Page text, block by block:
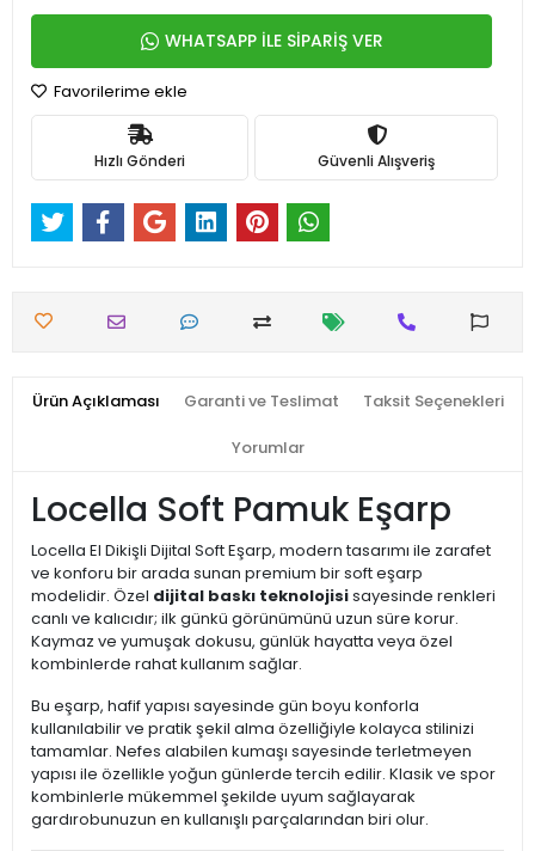
WHATSAPP İLE SİPARİŞ VER
Favorilerime ekle
Hızlı Gönderi Güvenli Alışveriş
Ürün Açıklaması Garanti ve Teslimat Taksit Seçenekleri
Yorumlar
Locella Soft Pamuk Eşarp
Locella El Dikişli Dijital Soft Eşarp, modern tasarımı ile zarafet
ve konforu bir arada sunan premium bir soft eşarp
modelidir. Özel dijital baskı teknolojisisayesinde renkleri
canlı ve kalıcıdır; ilk günkü görünümünü uzun süre korur.
Kaymaz ve yumuşak dokusu, günlük hayatta veya özel
kombinlerde rahat kullanım sağlar.
Bu eşarp, hafif yapısı sayesinde gün boyu konforla
kullanılabilir ve pratik şekil alma özelliğiyle kolayca stilinizi
tamamlar. Nefes alabilen kumaşı sayesinde terletmeyen
yapısı ile özellikle yoğun günlerde tercih edilir. Klasik ve spor
kombinlerle mükemmel şekilde uyum sağlayarak
gardırobunuzun en kullanışlı parçalarından biri olur.